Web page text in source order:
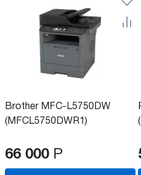
Brother MFC-L5750DW
(MFCL5750DWR1)
66 000 Р